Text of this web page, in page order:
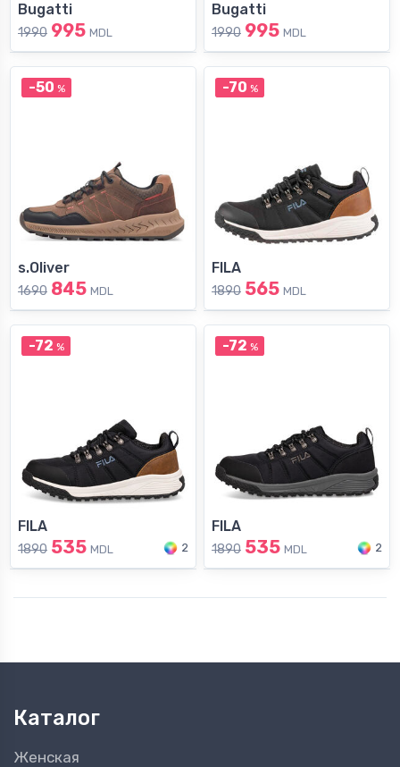
Bugatti
1990 995 MDL
Bugatti
1990 995 MDL
-50 %
s.Oliver
1690 845 MDL
-70 %
FILA
1890 565 MDL
-72 %
FILA
1890 535 MDL 2
-72 %
FILA
1890 535 MDL 2
Каталог
Женская